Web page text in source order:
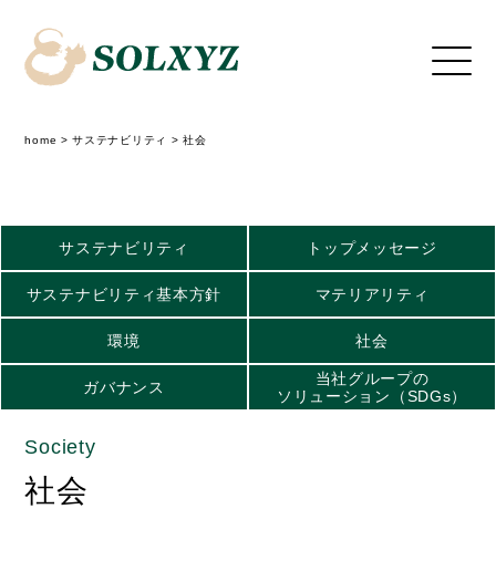
home >サステナビリティ >社会
サステナビリティ トップメッセージ
サステナビリティ基本方針 マテリアリティ
環境 社会
ガバナンス
当社グループの
ソリューション（SDGs）
Society
社会